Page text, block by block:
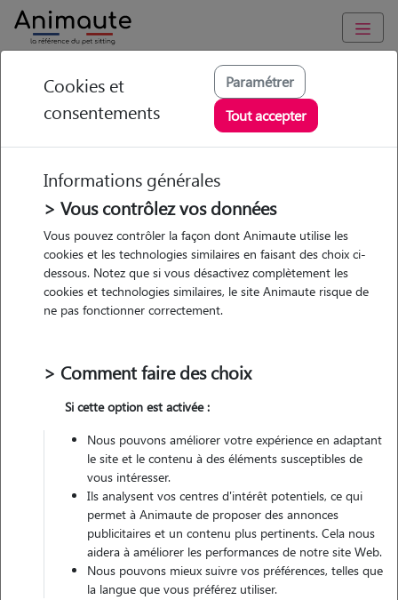
Animaute Ile-de-France Paris 15e Arrondissement
Eliwa - Petsitter à
PARIS 15
• 20 ans
Non véhiculé
Contacter
L'envoi d'une demande est sans engagement
Cookies et
consentements
Paramétrer
Tout accepter
Informations générales
> Vous contrôlez vos données
Vous pouvez contrôler la façon dont Animaute utilise les
cookies et les technologies similaires en faisant des choix ci-
dessous. Notez que si vous désactivez complètement les
cookies et technologies similaires, le site Animaute risque de
ne pas fonctionner correctement.
> Comment faire des choix
Si cette option est activée :
Nous pouvons améliorer votre expérience en adaptant
le site et le contenu à des éléments susceptibles de
vous intéresser.
Ils analysent vos centres d'intérêt potentiels, ce qui
permet à Animaute de proposer des annonces
publicitaires et un contenu plus pertinents. Cela nous
aidera à améliorer les performances de notre site Web.
Nous pouvons mieux suivre vos préférences, telles que
la langue que vous préférez utiliser.